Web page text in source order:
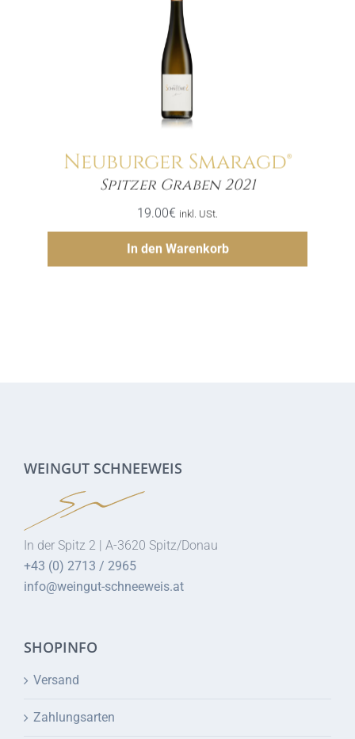
Neuburger Smaragd®
Spitzer Graben 2021
19.00€ inkl. USt.
In den Warenkorb
Menge
Hinzufügen
WEINGUT SCHNEEWEIS
In der Spitz 2 | A-3620 Spitz/Donau
+43 (0) 2713 / 2965
info@weingut-schneeweis.at
SHOPINFO
Versand
Zahlungsarten